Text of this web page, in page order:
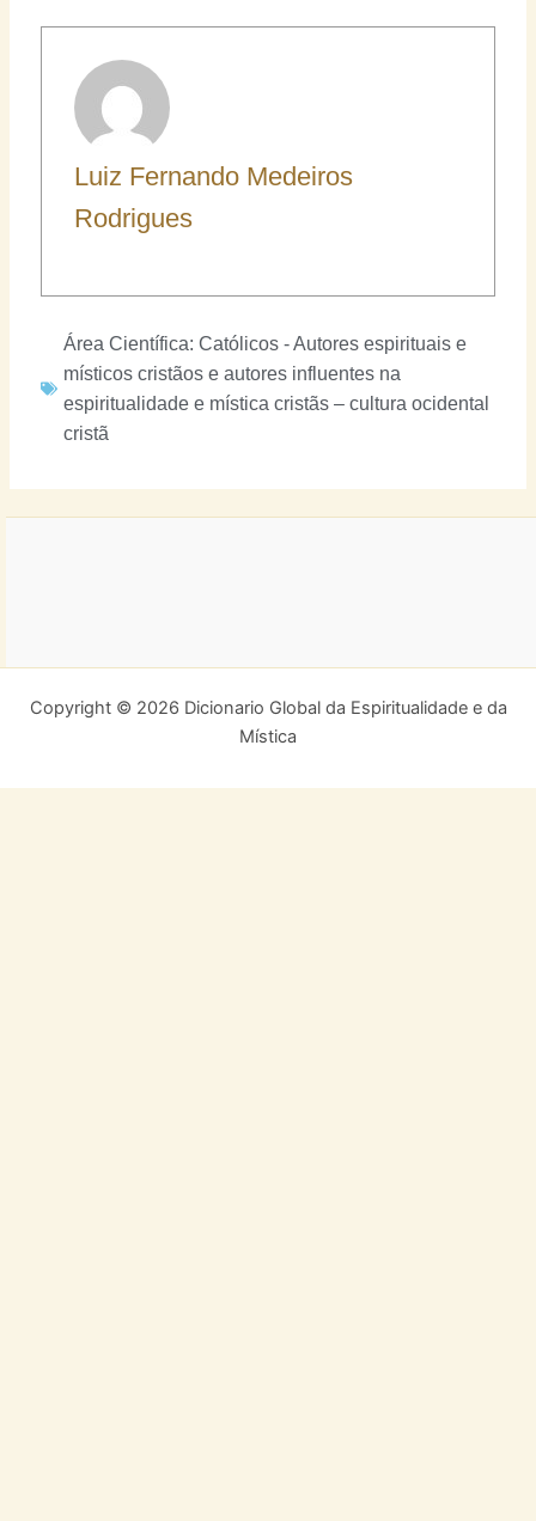
Luiz Fernando Medeiros
Rodrigues
Área Científica: Católicos - Autores espirituais e
místicos cristãos e autores influentes na
espiritualidade e mística cristãs – cultura ocidental
cristã
Copyright © 2026 Dicionario Global da Espiritualidade e da
Mística